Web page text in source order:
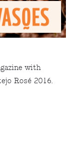
with
Rosé 2016.